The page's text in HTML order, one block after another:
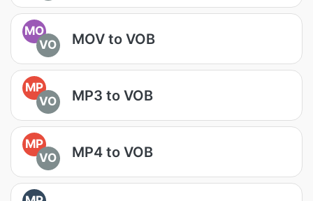
MO
VO
MOV to VOB
MP
VO
MP3 to VOB
MP
VO
MP4 to VOB